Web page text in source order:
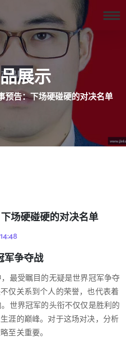
展示
预告：下场硬碰硬的对决名单
场硬碰硬的对决名单
军争夺战
最受瞩目的无疑是世界冠军争夺
仅关系到个人的荣誉，也代表着
世界冠军的头衔不仅仅是胜利的
涯的巅峰。对于这场对决，分析
至关重要。